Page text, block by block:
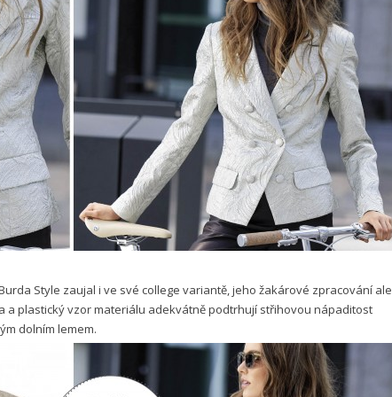
Style zaujal i ve své college variantě, jeho žakárové zpracování ale
a plastický vzor materiálu adekvátně podtrhují střihovou nápaditost
dolním lemem.